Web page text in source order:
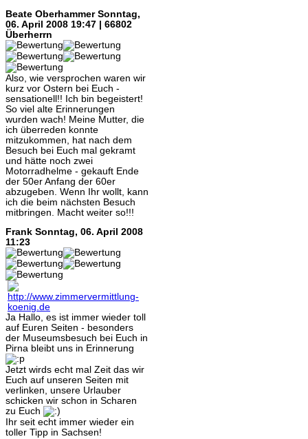
Beate Oberhammer Sonntag,
06. April 2008 19:47 | 66802
Überherrn
Also, wie versprochen waren wir
kurz vor Ostern bei Euch -
sensationell!! Ich bin begeistert!
So viel alte Erinnerungen
wurden wach! Meine Mutter, die
ich überreden konnte
mitzukommen, hat nach dem
Besuch bei Euch mal gekramt
und hätte noch zwei
Motorradhelme - gekauft Ende
der 50er Anfang der 60er
abzugeben. Wenn Ihr wollt, kann
ich die beim nächsten Besuch
mitbringen. Macht weiter so!!!
Frank Sonntag, 06. April 2008
11:23
Ja Hallo, es ist immer wieder toll
auf Euren Seiten - besonders
der Museumsbesuch bei Euch in
Pirna bleibt uns in Erinnerung
Jetzt wirds echt mal Zeit das wir
Euch auf unseren Seiten mit
verlinken, unsere Urlauber
schicken wir schon in Scharen
zu Euch
Ihr seit echt immer wieder ein
toller Tipp in Sachsen!